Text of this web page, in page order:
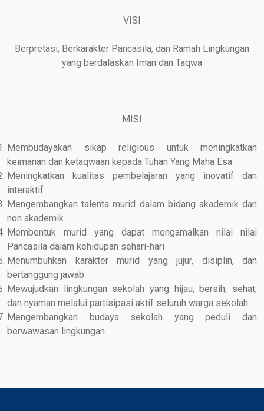
VISI
Berpretasi, Berkarakter Pancasila, dan Ramah Lingkungan
yang berdalaskan Iman dan Taqwa
MISI
Membudayakan sikap religious untuk meningkatkan
keimanan dan ketaqwaan kepada Tuhan Yang Maha Esa
Meningkatkan kualitas pembelajaran yang inovatif dan
interaktif
Mengembangkan talenta murid dalam bidang akademik dan
non akademik
Membentuk murid yang dapat mengamalkan nilai nilai
Pancasila dalam kehidupan sehari-hari
Menumbuhkan karakter murid yang jujur, disiplin, dan
bertanggung jawab
Mewujudkan lingkungan sekolah yang hijau, bersih, sehat,
dan nyaman melalui partisipasi aktif seluruh warga sekolah
Mengembangkan budaya sekolah yang peduli dan
berwawasan lingkungan